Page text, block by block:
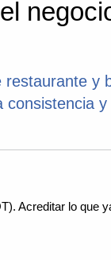
restaurante y
consistencia y
Acreditar lo que